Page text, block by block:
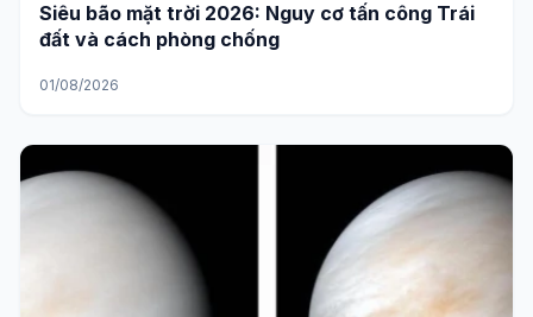
Siêu bão mặt trời 2026: Nguy cơ tấn công Trái
đất và cách phòng chống
01/08/2026